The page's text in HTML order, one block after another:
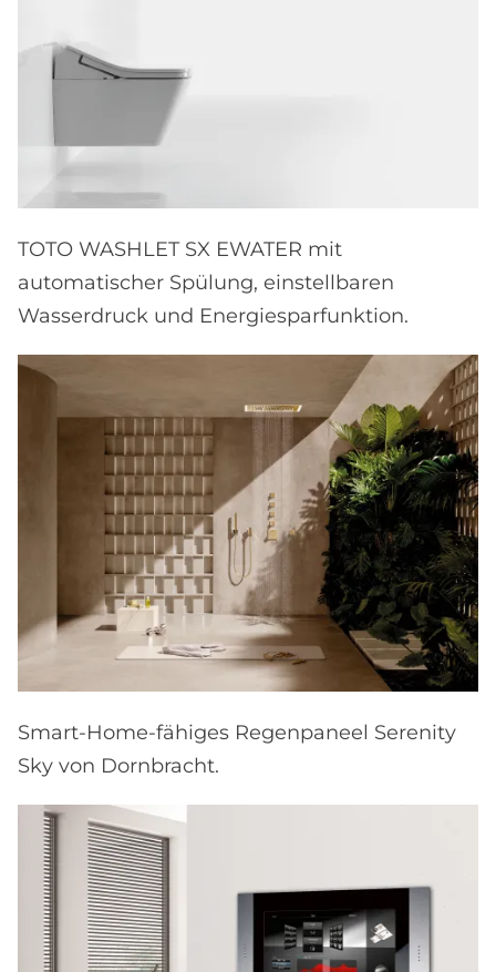
TOTO WASHLET SX EWATER mit
automatischer Spülung, einstellbaren
Wasserdruck und Energiesparfunktion.
Smart-Home-fähiges Regenpaneel Serenity
Sky von Dornbracht.